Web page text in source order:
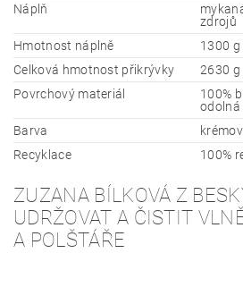
Náplň
zdrojů
Hmotnost náplně
1300 g
Celková hmotnost přikrývky
2630 g
Povrchový materiál
100%
odolná
Barva
Recyklace
100%
ZUZANA BÍLKOVÁ Z
UDRŽOVAT A ČISTIT
A POLŠTÁŘE